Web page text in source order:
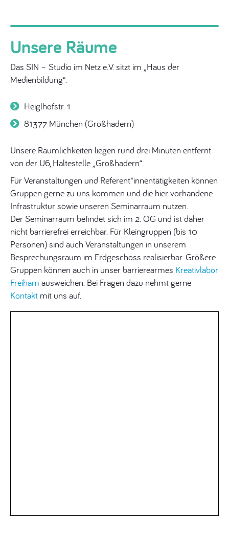
Unsere Räume
Das SIN – Studio im Netz e.V. sitzt im „Haus der
Medienbildung“:
Heiglhofstr. 1
81377 München (Großhadern)
Unsere Räumlichkeiten liegen rund drei Minuten entfernt
von der U6, Haltestelle „Großhadern“.
Für Veranstaltungen und Referent*innentätigkeiten können
Gruppen gerne zu uns kommen und die hier vorhandene
Infrastruktur sowie unseren Seminarraum nutzen.
Der Seminarraum befindet sich im 2. OG und ist daher
nicht barrierefrei erreichbar. Für Kleingruppen (bis 10
Personen) sind auch Veranstaltungen in unserem
Besprechungsraum im Erdgeschoss realisierbar. Größere
Gruppen können auch in unser barrierearmes Kreativlabor
Freiham ausweichen. Bei Fragen dazu nehmt gerne
Kontakt mit uns auf.